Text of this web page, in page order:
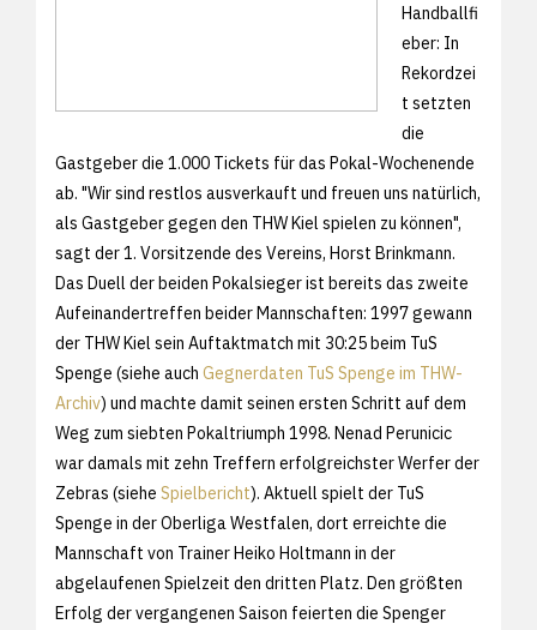
Handballfi
eber: In
Rekordzei
t setzten
die
Gastgeber die 1.000 Tickets für das Pokal-Wochenende
ab. "Wir sind restlos ausverkauft und freuen uns natürlich,
als Gastgeber gegen den THW Kiel spielen zu können",
sagt der 1. Vorsitzende des Vereins, Horst Brinkmann.
Das Duell der beiden Pokalsieger ist bereits das zweite
Aufeinandertreffen beider Mannschaften: 1997 gewann
der THW Kiel sein Auftaktmatch mit 30:25 beim TuS
Spenge (siehe auch Gegnerdaten TuS Spenge im THW-
Archiv) und machte damit seinen ersten Schritt auf dem
Weg zum siebten Pokaltriumph 1998. Nenad Perunicic
war damals mit zehn Treffern erfolgreichster Werfer der
Zebras (siehe Spielbericht). Aktuell spielt der TuS
Spenge in der Oberliga Westfalen, dort erreichte die
Mannschaft von Trainer Heiko Holtmann in der
abgelaufenen Spielzeit den dritten Platz. Den größten
Erfolg der vergangenen Saison feierten die Spenger